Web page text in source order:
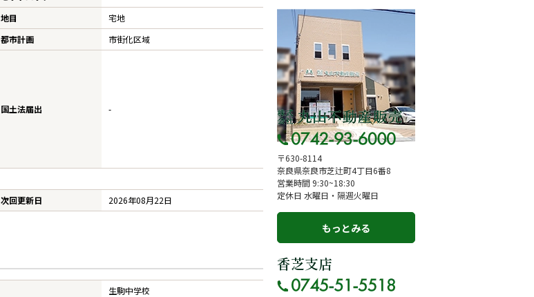
よくある質問
サイトマップ
お問い合わせ
地目
宅地
都市計画 市街化区域
国土法届出 -
次回更新日
2026年08月22日
生駒中学校
〒630-8114
奈良県奈良市芝辻町4丁目6番8
営業時間 9:30~18:30
定休日 水曜日・隔週火曜日
もっとみる
香芝支店